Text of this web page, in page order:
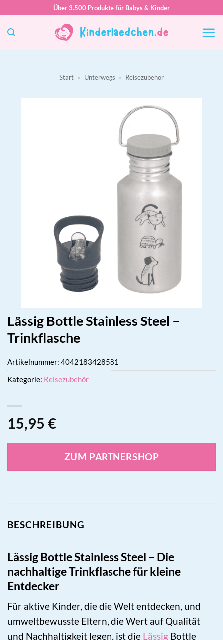
springen
Über 3.500 Produkte für Babys & Kinder
Start » Unterwegs » Reisezubehör
Lässig Bottle Stainless Steel –
Trinkflasche
15,95 €
ZUM PARTNERSHOP
Artikelnummer: 4042183428581
Kategorie: Reisezubehör
BESCHREIBUNG
Lässig Bottle Stainless Steel – Die
nachhaltige Trinkflasche für kleine
Entdecker
Für aktive Kinder, die die Welt entdecken, und
umweltbewusste Eltern, die Wert auf Qualität
und Nachhaltigkeit legen, ist die Lässig Bottle